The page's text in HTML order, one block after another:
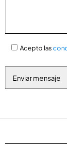
Acepto las